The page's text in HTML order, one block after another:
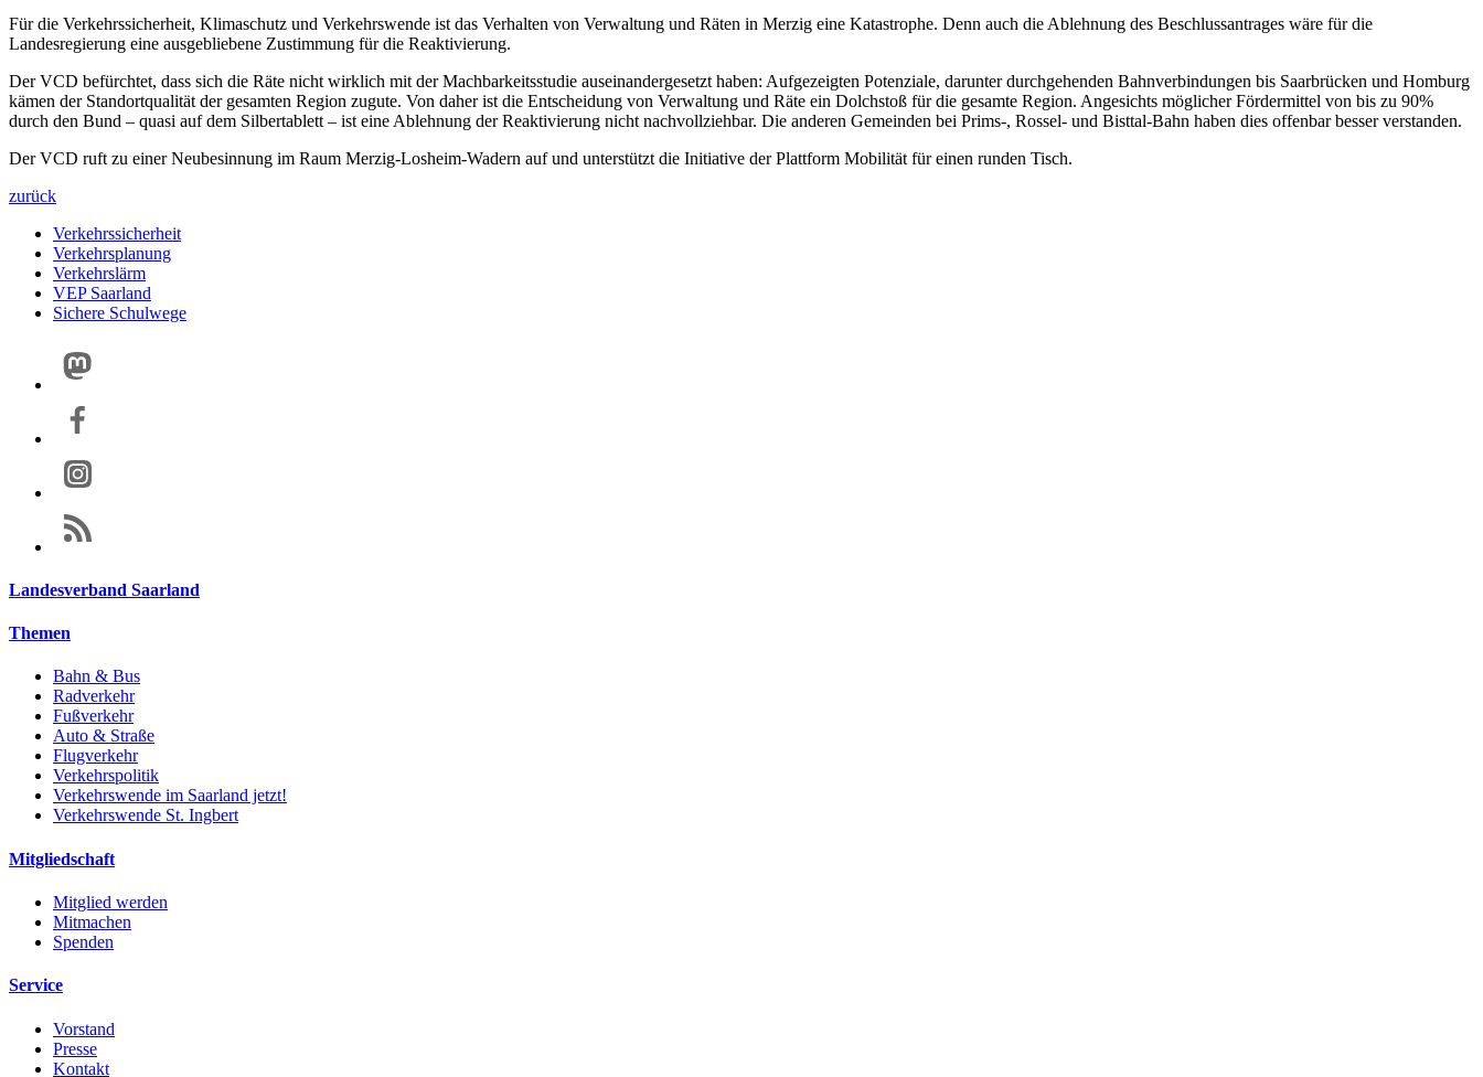
Für die Verkehrssicherheit, Klimaschutz und Verkehrswende ist das Verhalten von Verwaltung und Räten in Merzig eine Katastrophe. Denn auch die Ablehnung des Beschlussantrages wäre für die
Landesregierung eine ausgebliebene Zustimmung für die Reaktivierung.
Der VCD befürchtet, dass sich die Räte nicht wirklich mit der Machbarkeitsstudie auseinandergesetzt haben: Aufgezeigten Potenziale, darunter durchgehenden Bahnverbindungen bis Saarbrücken und Homburg
kämen der Standortqualität der gesamten Region zugute. Von daher ist die Entscheidung von Verwaltung und Räte ein Dolchstoß für die gesamte Region. Angesichts möglicher Fördermittel von bis zu 90%
durch den Bund – quasi auf dem Silbertablett – ist eine Ablehnung der Reaktivierung nicht nachvollziehbar. Die anderen Gemeinden bei Prims-, Rossel- und Bisttal-Bahn haben dies offenbar besser verstanden.
Der VCD ruft zu einer Neubesinnung im Raum Merzig-Losheim-Wadern auf und unterstützt die Initiative der Plattform Mobilität für einen runden Tisch.
zurück
Verkehrssicherheit
Verkehrsplanung
Verkehrslärm
VEP Saarland
Sichere Schulwege
Landesverband Saarland
Themen
Bahn & Bus
Radverkehr
Fußverkehr
Auto & Straße
Flugverkehr
Verkehrspolitik
Verkehrswende im Saarland jetzt!
Verkehrswende St. Ingbert
Mitgliedschaft
Mitglied werden
Mitmachen
Spenden
Service
Vorstand
Presse
Kontakt